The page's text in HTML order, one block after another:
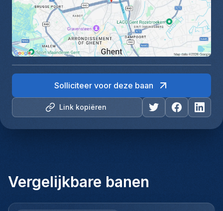
Link kopiëren
Solliciteer voor deze baan
Vergelijkbare banen